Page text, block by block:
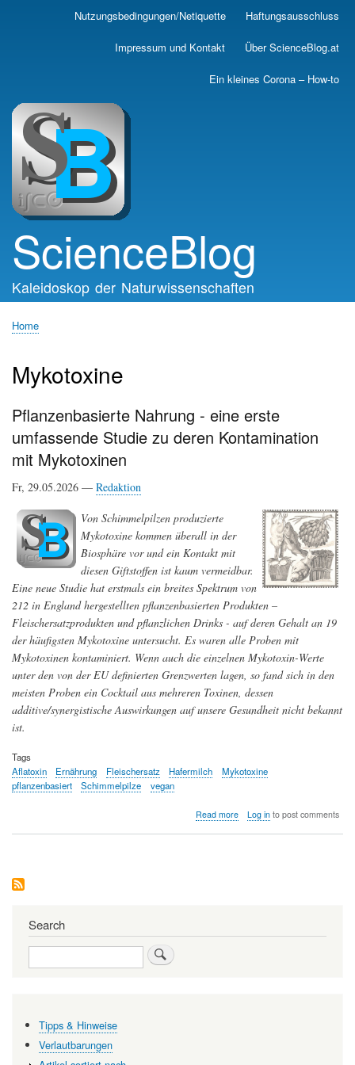
Skip
main
Nutzungsbedingungen/Netiquette Haftungsausschluss
Impressum und Kontakt Über ScienceBlog.at
Ein kleines Corona – How-to
ScienceBlog
Kaleidoskop der Naturwissenschaften
Home
Mykotoxine
Pflanzenbasierte Nahrung - eine erste
umfassende Studie zu deren Kontamination
mit Mykotoxinen
Fr, 29.05.2026 — Redaktion
Von Schimmelpilzen produzierte
Mykotoxine kommen überall in der
Biosphäre vor und ein Kontakt mit
diesen Giftstoffen ist kaum vermeidbar.
Eine neue Studie hat erstmals ein breites Spektrum von
212 in England hergestellten pflanzenbasierten Produkten –
Fleischersatzprodukten und pflanzlichen Drinks - auf deren Gehalt an 19
der häufigsten Mykotoxine untersucht. Es waren alle Proben mit
Mykotoxinen kontaminiert. Wenn auch die einzelnen Mykotoxin-Werte
unter den von der EU definierten Grenzwerten lagen, so fand sich in den
meisten Proben ein Cocktail aus mehreren Toxinen, dessen
additive/synergistische Auswirkungen auf unsere Gesundheit nicht bekannt
ist.
Tags
Aflatoxin
Ernährung Fleischersatz Hafermilch
Mykotoxine
pflanzenbasiert
Schimmelpilze vegan
Read moreabout
deren
Log into post comments
Search
Search
Tipps & Hinweise
Verlautbarungen